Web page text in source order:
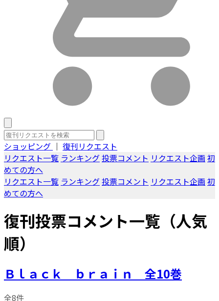
ショッピング ｜ 復刊リクエスト
リクエスト一覧 ランキング投票コメント リクエスト企画 初
めての方へ
リクエスト一覧 ランキング投票コメント リクエスト企画 初
めての方へ
復刊投票コメント一覧（人気
順）
Ｂｌａｃｋ ｂｒａｉｎ 全10巻
全8件